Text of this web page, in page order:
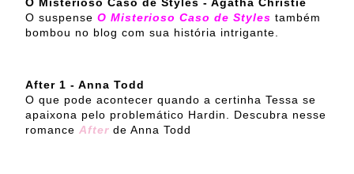
O suspense O Misterioso Caso de Styles também
bombou no blog com sua história intrigante.
After 1 - Anna Todd
O que pode acontecer quando a certinha Tessa se
apaixona pelo problemático Hardin. Descubra nesse
romance After de Anna Todd